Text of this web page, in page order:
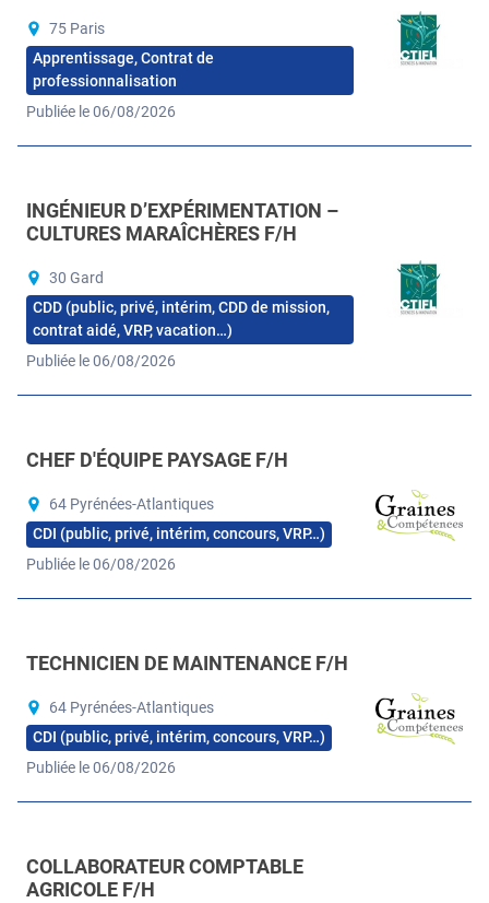
75 Paris
Apprentissage, Contrat de
professionnalisation
Publiée le 06/08/2026
INGÉNIEUR D’EXPÉRIMENTATION –
CULTURES MARAÎCHÈRES F/H
30 Gard
CDD (public, privé, intérim, CDD de mission,
contrat aidé, VRP, vacation…)
Publiée le 06/08/2026
CHEF D'ÉQUIPE PAYSAGE F/H
64 Pyrénées-Atlantiques
CDI (public, privé, intérim, concours, VRP…)
Publiée le 06/08/2026
TECHNICIEN DE MAINTENANCE F/H
64 Pyrénées-Atlantiques
CDI (public, privé, intérim, concours, VRP…)
Publiée le 06/08/2026
COLLABORATEUR COMPTABLE
AGRICOLE F/H